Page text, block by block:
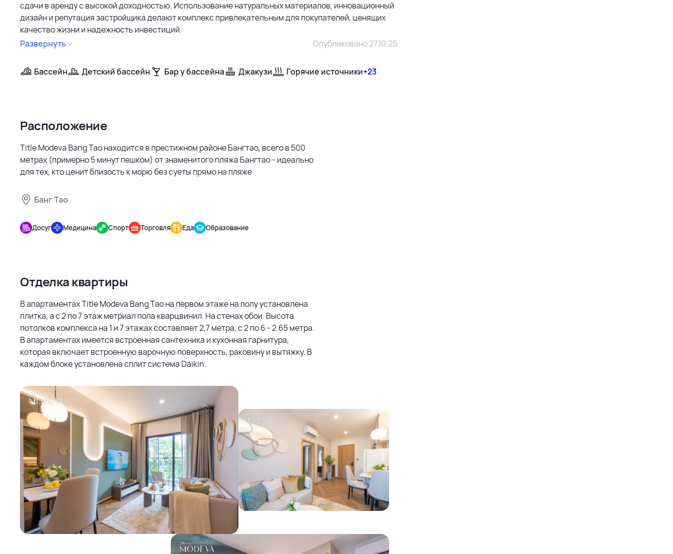
сдачи в аренду с высокой доходностью. Использование натуральных материалов, инновационный
дизайн и репутация застройщика делают комплекс привлекательным для покупателей, ценящих
качество жизни и надежность инвестиций.
Развернуть
Опубликовано 27.10.25
Бассейн Детский бассейн Бар у бассейна Джакузи Горячие источники+23
Расположение
Title Modeva Bang Tao находится в престижном районе Бангтао, всего в 500
метрах (примерно 5 минут пешком) от знаменитого пляжа Бангтао - идеально
для тех, кто ценит близость к морю без суеты прямо на пляже.
Банг Тао
Modeva
Bang Tao
3 км
5 км
Досуг Медицина Спорт Торговля Еда Образование
Отделка квартиры
В апартаментах Title Modeva Bang Tao на первом этаже на полу установлена
плитка, а с 2 по 7 этаж метриал пола кварцвинил. На стенах обои. Высота
потолков комплекса на 1 и 7 этажах составляет 2,7 метра, с 2 по 6 - 2.65 метра.
В апартаментах имеется встроенная сантехника и кухонная гарнитура,
которая включает встроенную варочную поверхность, раковину и вытяжку. В
каждом блоке установлена сплит система Daikin.